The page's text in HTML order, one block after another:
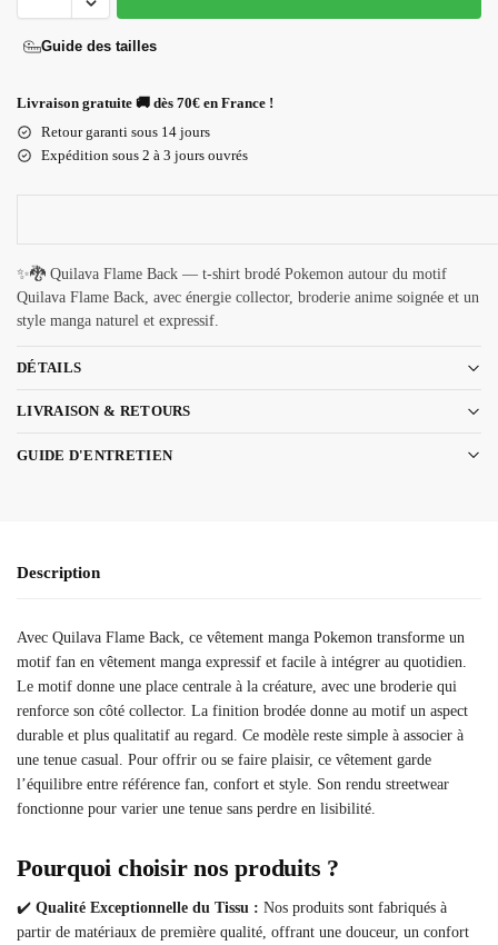
Guide des tailles
Livraison gratuite 🚚 dès 70€ en France !
Retour garanti sous 14 jours
Expédition sous 2 à 3 jours ouvrés
✨🐉 Quilava Flame Back — t-shirt brodé Pokemon autour du motif
Quilava Flame Back, avec énergie collector, broderie anime soignée et un
style manga naturel et expressif.
DÉTAILS
LIVRAISON & RETOURS
GUIDE D'ENTRETIEN
Description
Avec Quilava Flame Back, ce vêtement manga Pokemon transforme un
motif fan en vêtement manga expressif et facile à intégrer au quotidien.
Le motif donne une place centrale à la créature, avec une broderie qui
renforce son côté collector. La finition brodée donne au motif un aspect
durable et plus qualitatif au regard. Ce modèle reste simple à associer à
une tenue casual. Pour offrir ou se faire plaisir, ce vêtement garde
l’équilibre entre référence fan, confort et style. Son rendu streetwear
fonctionne pour varier une tenue sans perdre en lisibilité.
Pourquoi choisir nos produits ?
✔️ Qualité Exceptionnelle du Tissu : Nos produits sont fabriqués à
partir de matériaux de première qualité, offrant une douceur, un confort